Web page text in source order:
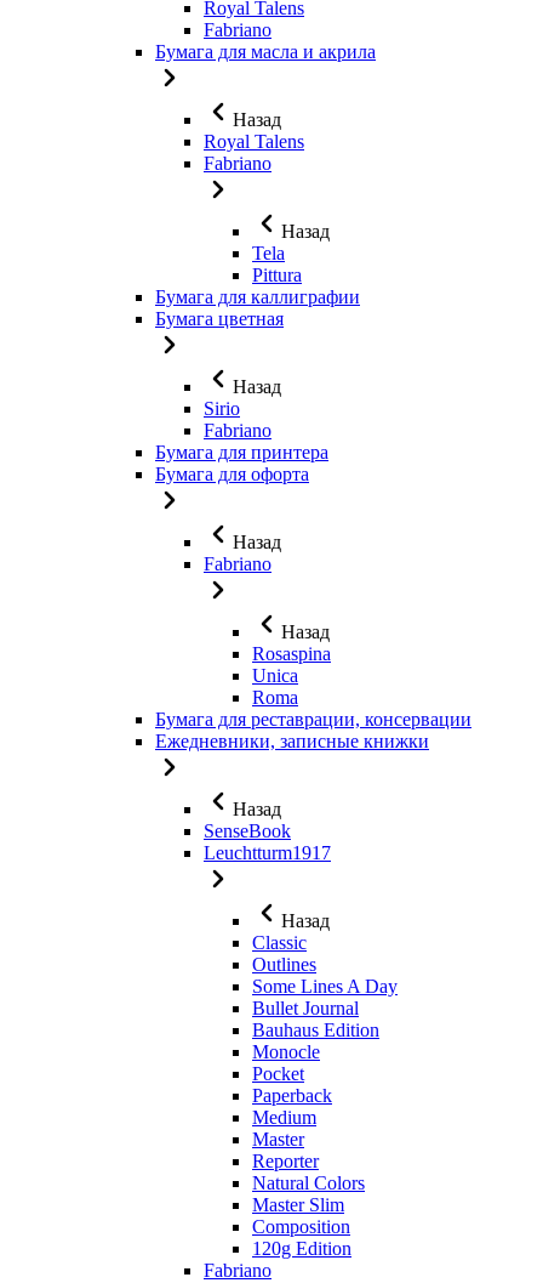
Royal Talens
Fabriano
Бумага для масла и акрила
Назад
Royal Talens
Fabriano
Назад
Tela
Pittura
Бумага для каллиграфии
Бумага цветная
Назад
Sirio
Fabriano
Бумага для принтера
Бумага для офорта
Назад
Fabriano
Назад
Rosaspina
Unica
Roma
Бумага для реставрации, консервации
Ежедневники, записные книжки
Назад
SenseBook
Leuchtturm1917
Назад
Classic
Outlines
Some Lines A Day
Bullet Journal
Bauhaus Edition
Monocle
Pocket
Paperback
Medium
Master
Reporter
Natural Colors
Master Slim
Composition
120g Edition
Fabriano